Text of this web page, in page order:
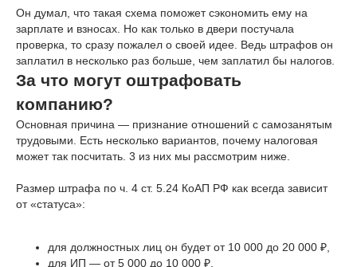
Он думал, что такая схема поможет сэкономить ему на
зарплате и взносах. Но как только в двери постучала
проверка, то сразу пожалел о своей идее. Ведь штрафов он
заплатил в несколько раз больше, чем заплатил бы налогов.
За что могут оштрафовать
компанию?
Основная причина — признание отношений с самозанятым
трудовыми. Есть несколько вариантов, почему налоговая
может так посчитать. 3 из них мы рассмотрим ниже.
Размер штрафа по ч. 4 ст. 5.24 КоАП РФ как всегда зависит
от «статуса»:
для должностных лиц он будет от 10 000 до 20 000 ₽,
для ИП — от 5 000 до 10 000 ₽,